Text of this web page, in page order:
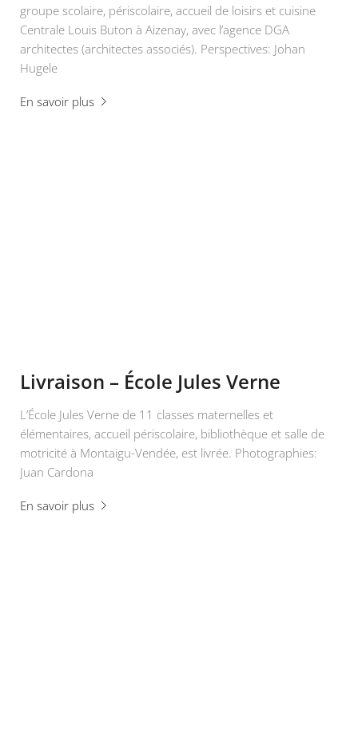
groupe scolaire, périscolaire, accueil de loisirs et cuisine
Centrale Louis Buton à Aizenay, avec l’agence DGA
architectes (architectes associés). Perspectives: Johan
Hugele
En savoir plus
Livraison – École Jules Verne
L’École Jules Verne de 11 classes maternelles et
élémentaires, accueil périscolaire, bibliothèque et salle de
motricité à Montaigu-Vendée, est livrée. Photographies:
Juan Cardona
En savoir plus